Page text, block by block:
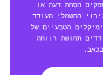
הסחת דעת או
החשמלי מעודד
הטבעיים של
תחושת רווחה